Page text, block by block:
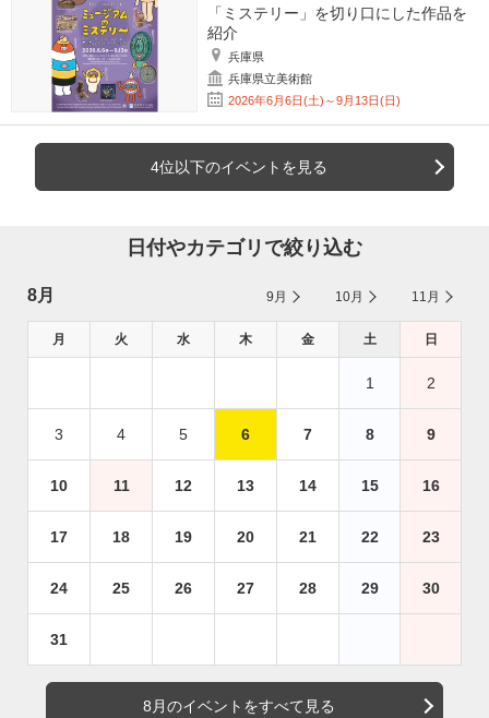
「ミステリー」を切り口にした作品を
紹介
兵庫県
兵庫県立美術館
2026年6月6日(土)～9月13日(日)
4位以下のイベントを見る
日付やカテゴリで絞り込む
8月 9月 10月 11月
月 火 水 木 金 土 日
1 2
3 4 5 6 7 8 9
10 11 12 13 14 15 16
17 18 19 20 21 22 23
24 25 26 27 28 29 30
31
8月のイベントをすべて見る